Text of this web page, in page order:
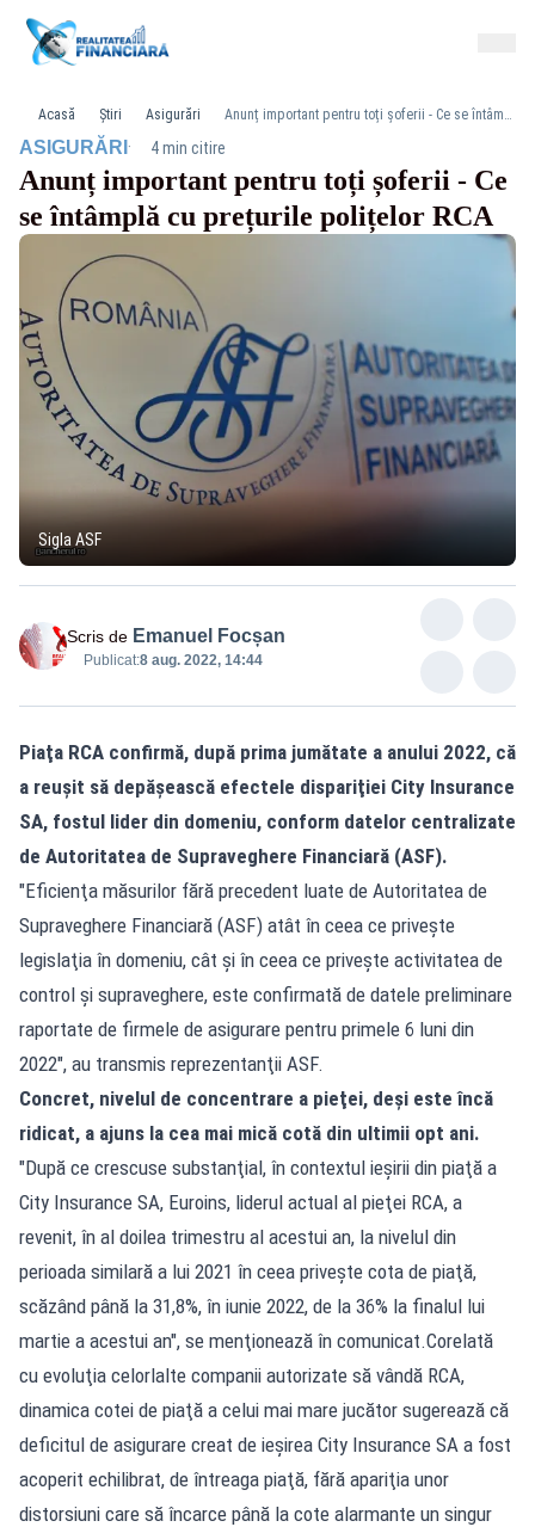
Acasă Știri Asigurări Anunț important pentru toți șoferii - Ce se întâmplă cu prețurile polițelor RCA
ASIGURĂRI · 4 min citire
Anunț important pentru toți șoferii - Ce
se întâmplă cu prețurile polițelor RCA
Sigla ASF
Scris de Emanuel Focșan
Publicat:8 aug. 2022, 14:44
Piaţa RCA confirmă, după prima jumătate a anului 2022, că
a reuşit să depăşească efectele dispariţiei City Insurance
SA, fostul lider din domeniu, conform datelor centralizate
de Autoritatea de Supraveghere Financiară (ASF).
"Eficienţa măsurilor fără precedent luate de Autoritatea de
Supraveghere Financiară (ASF) atât în ceea ce priveşte
legislaţia în domeniu, cât şi în ceea ce priveşte activitatea de
control şi supraveghere, este confirmată de datele preliminare
raportate de firmele de asigurare pentru primele 6 luni din
2022", au transmis reprezentanţii ASF.
Concret, nivelul de concentrare a pieţei, deşi este încă
ridicat, a ajuns la cea mai mică cotă din ultimii opt ani.
"După ce crescuse substanţial, în contextul ieşirii din piaţă a
City Insurance SA, Euroins, liderul actual al pieţei RCA, a
revenit, în al doilea trimestru al acestui an, la nivelul din
perioada similară a lui 2021 în ceea priveşte cota de piaţă,
scăzând până la 31,8%, în iunie 2022, de la 36% la finalul lui
martie a acestui an", se menţionează în comunicat.Corelată
cu evoluţia celorlalte companii autorizate să vândă RCA,
dinamica cotei de piaţă a celui mai mare jucător sugerează că
deficitul de asigurare creat de ieşirea City Insurance SA a fost
acoperit echilibrat, de întreaga piaţă, fără apariţia unor
distorsiuni care să încarce până la cote alarmante un singur